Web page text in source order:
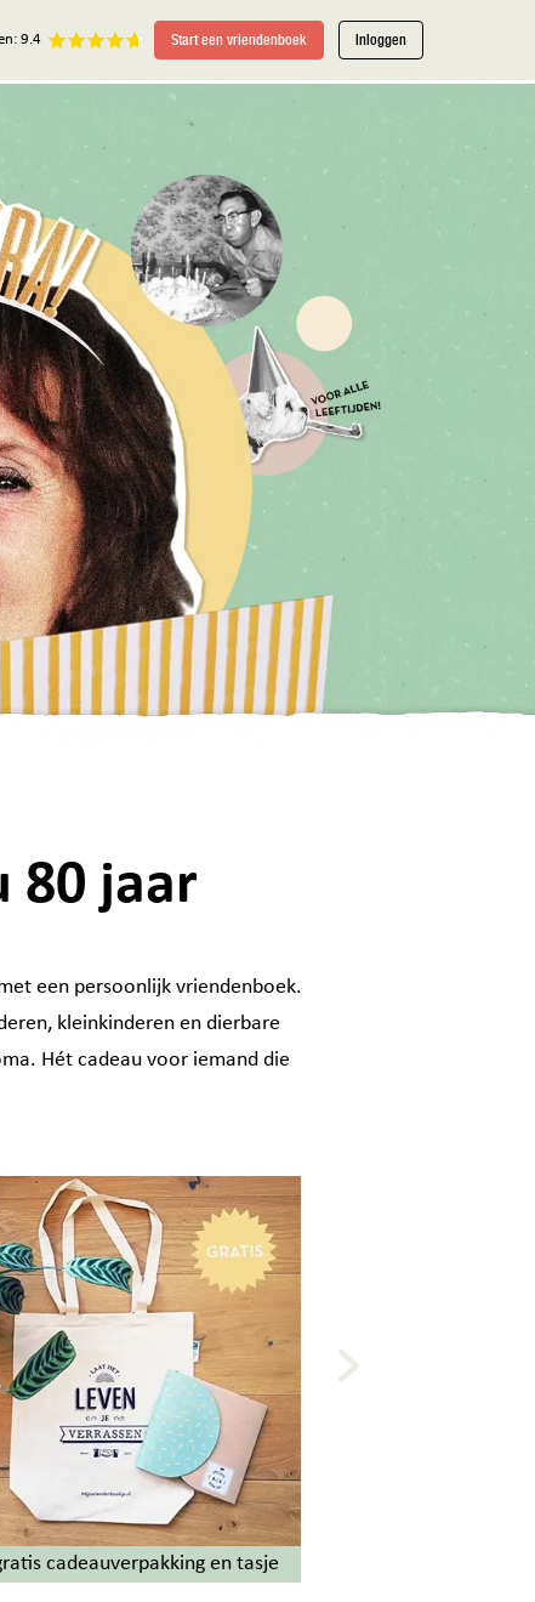
9.4 Start een vriendenboek Inloggen
80 jaar
een persoonlijk vriendenboek.
kleinkinderen en dierbare
Hét cadeau voor iemand die
cadeauverpakking en tasje